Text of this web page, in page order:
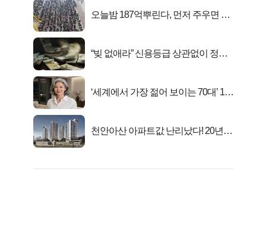
오늘밤 187억뿌린다, 먼저 주우면 최
“빚 없애라” 신용등급 상관없이 정부
‘세계에서 가장 젊어 보이는 70대’ 1위
천안아산 아파트값 난리났다! 20년